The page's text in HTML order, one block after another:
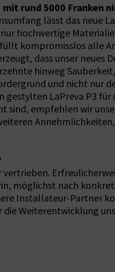
rund 5000 Franken
lässt das neue
hochwertige
kompromisslos alle
dass unser neues
hinweg
und nicht nur
LaPreva P3
empfehlen wir
möglichst nach
Installateur-Partner
Weiterentwicklung